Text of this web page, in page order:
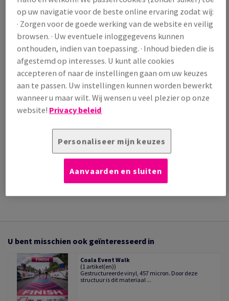
/ 1 000 Vel
(37,4 kg )
VERWACHTE LEVERING 10/08/2026
Verpakkingsaantallen
Pallet
Artikel snijden
U bent misschien ook geïnteresseerd in
Coala Event Walk
(1 artikel(en))
Gestructureerde vinyl, 457 micron. Door deze
structuur is dit materiaal ...
op uw navigatie voor de beste online ervaring zodat wij:
· Zorgen voor de goede werking van de website en veilig
browsen. · Uw eventuele inloggegevens kunnen
onthouden, indien van toepassing. · Inhoud bieden die is
afgestemd op interesses. U kunt alle cookies
accepteren of naar de instellingen gaan om uw keuzes
aan te passen. Uw instellingen kunnen worden bewerkt
wanneer u maar wilt. Wij wensen u veel plezier op onze
website! Privacy beleid
Personaliseer mijn keuzes
Aanvaarden en sluiten